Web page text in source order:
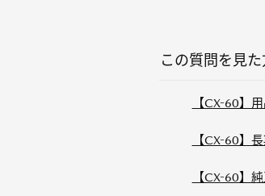
この質問を見
【CX-60】
【CX-60】
【CX-60】